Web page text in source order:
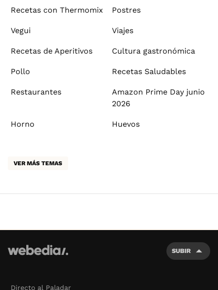
Recetas con Thermomix Postres
Vegui Viajes
Recetas de Aperitivos Cultura gastronómica
Pollo Recetas Saludables
Restaurantes
Amazon Prime Day junio
2026
Horno Huevos
VER MÁS TEMAS
SUBIR
Directo al Paladar